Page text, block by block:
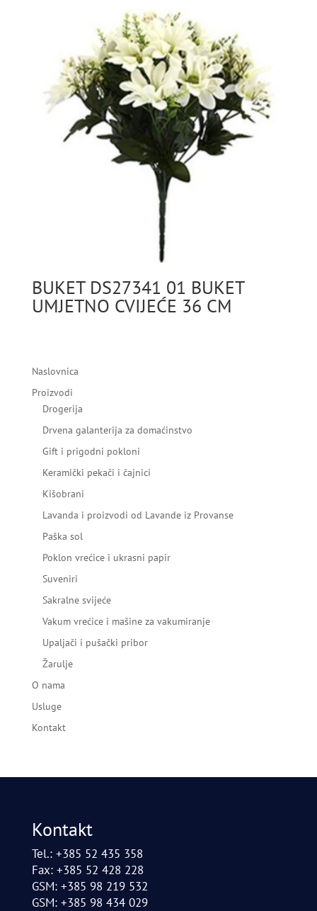
BUKET DS27341 01 BUKET
UMJETNO CVIJEĆE 36 CM
Naslovnica
Proizvodi
Drogerija
Drvena galanterija za domaćinstvo
Gift i prigodni pokloni
Keramički pekači i čajnici
Kišobrani
Lavanda i proizvodi od Lavande iz Provanse
Paška sol
Poklon vrećice i ukrasni papir
Suveniri
Sakralne svijeće
Vakum vrećice i mašine za vakumiranje
Upaljači i pušački pribor
Žarulje
O nama
Usluge
Kontakt
Kontakt
Tel.: +385 52 435 358
Fax: +385 52 428 228
GSM: +385 98 219 532
GSM: +385 98 434 029